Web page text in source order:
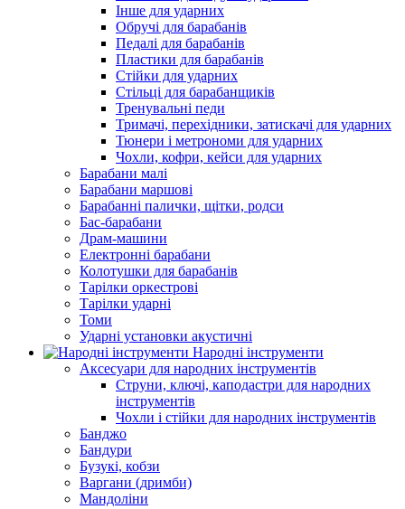
Інше для ударних
Обручі для барабанів
Педалі для барабанів
Пластики для барабанів
Стійки для ударних
Стільці для барабанщиків
Тренувальні педи
Тримачі, перехідники, затискачі для ударних
Тюнери і метрономи для ударних
Чохли, кофри, кейси для ударних
Барабани малі
Барабани маршові
Барабанні палички, щітки, родси
Бас-барабани
Драм-машини
Електронні барабани
Колотушки для барабанів
Тарілки оркестрові
Тарілки ударні
Томи
Ударні установки акустичні
Народні інструменти
Аксесуари для народних інструментів
Струни, ключі, каподастри для народних
інструментів
Чохли і стійки для народних інструментів
Банджо
Бандури
Бузукі, кобзи
Варгани (дримби)
Мандоліни